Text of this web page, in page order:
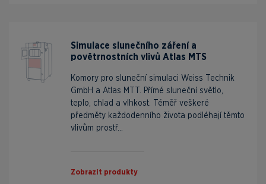
Simulace slunečního záření a
povětrnostních vlivů Atlas MTS
Komory pro sluneční simulaci Weiss Technik
GmbH a Atlas MTT. Přímé sluneční světlo,
teplo, chlad a vlhkost. Téměř veškeré
předměty každodenního života podléhají těmto
vlivům prostř...
Zobrazit produkty